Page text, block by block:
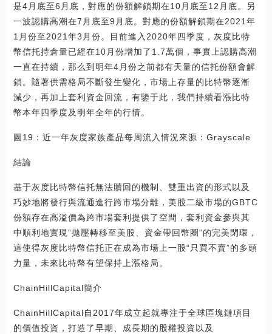
是4月底至6月底，對應的份額解鎖期在10月底至12月底。另
一波認購高潮在7月底至9月底。對應的份額解鎖期在2021年
1月份至2021年3月份。目前進入2020年四季度，灰度比特
幣信托持倉量已經在10月份增加了1.7萬個，事實上認購高潮
一直在持續，那么到明年4月份之前都有天量的信托份額會解
鎖。隨著供需格局不斷發生變化，市場上存量的比特幣逐漸
減少，再加上套利資金回流，有鑒于此，我們持續看漲比特
幣本年四季度及明年全年的行情。
圖19：近一年灰度家族產品每周流入情況來源：Grayscale
結論
基于灰度比特幣信托無法贖回的機制、雙重出資的形式以及
巧妙地將發行與流通進行跨市場分離，美股二級市場的GBTC
份額存在高溢價為跨市場套利提供了空間，套利資金參與其
中順利地實現“拋壓轉移至美股、資金帶回幣圈“的完美閉環，
這使得灰度比特幣信托正在成為市場上一股“只買不賣”的多頭
力量，未來比特幣有望保持上漲格局。
ChainHillCapital簡介
ChainHillCapital自2017年成立起就專注于全球區塊鏈項目
的價值投資，打造了早期、成長期的股權投資以及